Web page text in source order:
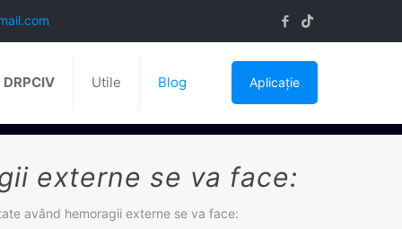
Utile Blog Aplicație
externe se va face:
având hemoragii externe se va face: